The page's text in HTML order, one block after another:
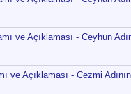
ve Açıklaması - Ceyhun
ve Açıklaması - Cezmi